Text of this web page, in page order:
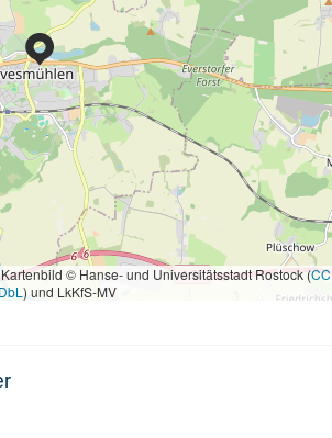
© Hanse- und Universitätsstadt Rostock (CC
) und LkKfS-MV